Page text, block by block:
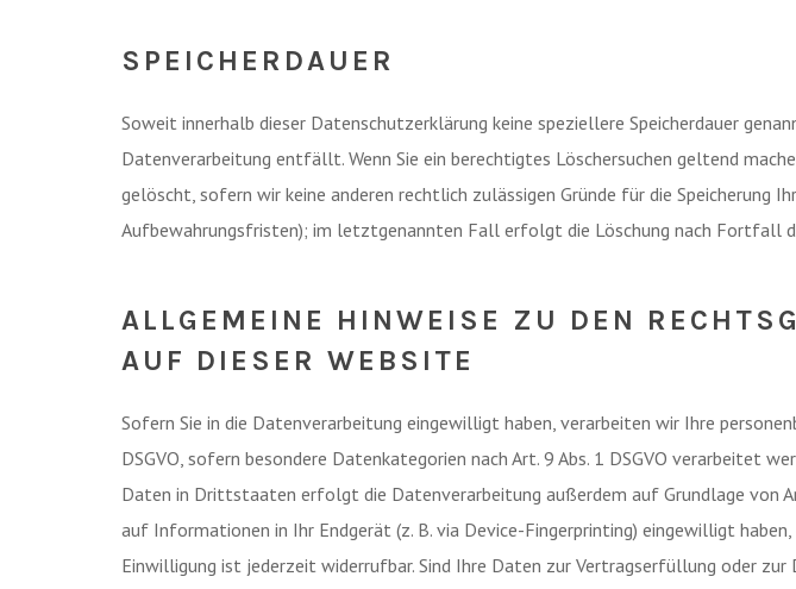
SPEICHERDAUER
Soweit innerhalb dieser Datenschutzerklärung keine speziellere Speicherdauer
Datenverarbeitung entfällt. Wenn Sie ein berechtigtes Löschersuchen geltend
gelöscht, sofern wir keine anderen rechtlich zulässigen Gründe für die Speicherung
Aufbewahrungsfristen); im letztgenannten Fall erfolgt die Löschung nach Fortfall
ALLGEMEINE HINWEISE ZU DEN
AUF DIESER WEBSITE
Sofern Sie in die Datenverarbeitung eingewilligt haben, verarbeiten wir Ihre
DSGVO, sofern besondere Datenkategorien nach Art. 9 Abs. 1 DSGVO verarbeitet
Daten in Drittstaaten erfolgt die Datenverarbeitung außerdem auf Grundlage von
auf Informationen in Ihr Endgerät (z. B. via Device-Fingerprinting) eingewilligt
Einwilligung ist jederzeit widerrufbar. Sind Ihre Daten zur Vertragserfüllung oder